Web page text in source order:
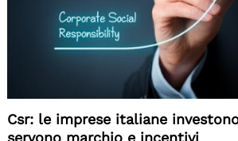
Csr: le imprese italiane
servono marchio e incentivi